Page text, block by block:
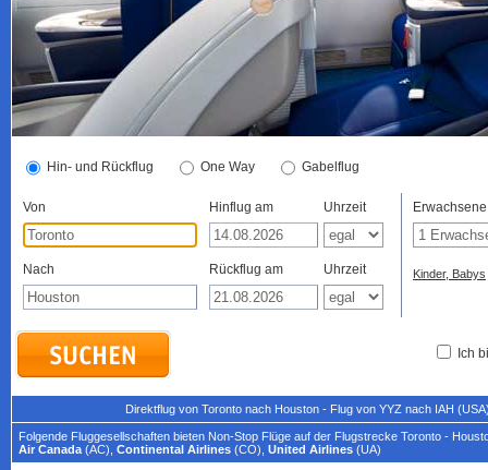
Hin- und Rückflug One Way Gabelflug
Von Hinflug am Uhrzeit
Nach Rückflug am Uhrzeit
Erwachsene
Kinder, Babys
Ich
Direktflug von Toronto nach Houston - Flug von YYZ nach IAH
Folgende Fluggesellschaften bieten Non-Stop Flüge auf der Flugstrecke Toronto -
Air Canada (AC), Continental Airlines (CO), United Airlines (UA)